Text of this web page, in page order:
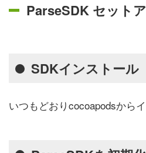
ParseSDK セット
SDKインストール
いつもどおりcocoapodsから